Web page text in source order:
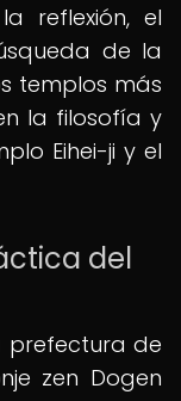
reflexión, el
de la
templos más
la filosofía y
Eihei-ji y el
del
prefectura de
zen Dogen